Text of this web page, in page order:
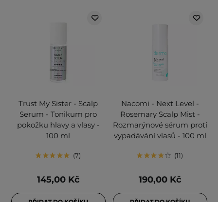
Trust My Sister - Scalp
Serum - Tonikum pro
pokožku hlavy a vlasy -
100 ml
7
145,00 Kč
Nacomi - Next Level -
Rosemary Scalp Mist -
Rozmarýnové sérum proti
vypadávání vlasů - 100 ml
11
190,00 Kč